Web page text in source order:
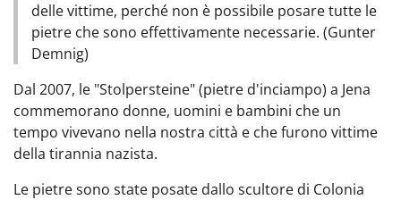
delle vittime, perché non è possibile posare tutte le
pietre che sono effettivamente necessarie. (Gunter
Demnig)
Dal 2007, le "Stolpersteine" (pietre d'inciampo) a Jena
commemorano donne, uomini e bambini che un
tempo vivevano nella nostra città e che furono vittime
della tirannia nazista.
Le pietre sono state posate dallo scultore di Colonia